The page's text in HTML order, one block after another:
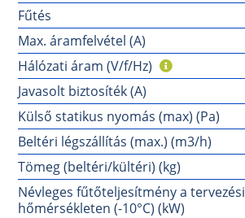
Fűtés
Max. áramfelvétel (A)
Hálózati áram (V/f/Hz)
Javasolt biztosíték (A)
Külső statikus nyomás (max) (Pa)
Beltéri légszállítás (max.) (m3/h)
Tömeg (beltéri/kültéri) (kg)
Névleges fűtőteljesítmény a tervezési
hőmérsékleten (-10°C) (kW)